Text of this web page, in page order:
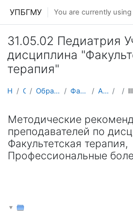
УПБГМУ You are currently
31.05.02 Педиатрия
дисциплина
терапия"
Home Courses Образование 2025-2026 уч.год Факультетской терапии About the course ПФТ
Методические
преподавателей по
Факультетская терапия,
Профессиональные